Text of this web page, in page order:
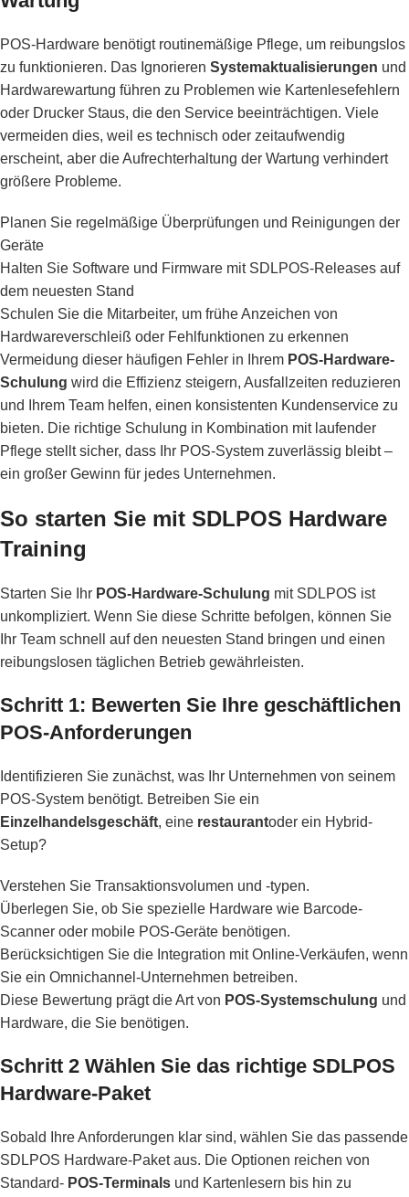
POS-Hardware benötigt routinemäßige Pflege, um reibungslos
zu funktionieren. Das Ignorieren Systemaktualisierungen und
Hardwarewartung führen zu Problemen wie Kartenlesefehlern
oder Drucker Staus, die den Service beeinträchtigen. Viele
vermeiden dies, weil es technisch oder zeitaufwendig
erscheint, aber die Aufrechterhaltung der Wartung verhindert
größere Probleme.
Planen Sie regelmäßige Überprüfungen und Reinigungen der
Geräte
Halten Sie Software und Firmware mit SDLPOS-Releases auf
dem neuesten Stand
Schulen Sie die Mitarbeiter, um frühe Anzeichen von
Hardwareverschleiß oder Fehlfunktionen zu erkennen
Vermeidung dieser häufigen Fehler in Ihrem POS-Hardware-
Schulung wird die Effizienz steigern, Ausfallzeiten reduzieren
und Ihrem Team helfen, einen konsistenten Kundenservice zu
bieten. Die richtige Schulung in Kombination mit laufender
Pflege stellt sicher, dass Ihr POS-System zuverlässig bleibt –
ein großer Gewinn für jedes Unternehmen.
So starten Sie mit SDLPOS Hardware
Training
Starten Sie Ihr POS-Hardware-Schulung mit SDLPOS ist
unkompliziert. Wenn Sie diese Schritte befolgen, können Sie
Ihr Team schnell auf den neuesten Stand bringen und einen
reibungslosen täglichen Betrieb gewährleisten.
Schritt 1: Bewerten Sie Ihre geschäftlichen
POS-Anforderungen
Identifizieren Sie zunächst, was Ihr Unternehmen von seinem
POS-System benötigt. Betreiben Sie ein
Einzelhandelsgeschäft, eine restaurantoder ein Hybrid-
Setup?
Verstehen Sie Transaktionsvolumen und -typen.
Überlegen Sie, ob Sie spezielle Hardware wie Barcode-
Scanner oder mobile POS-Geräte benötigen.
Berücksichtigen Sie die Integration mit Online-Verkäufen, wenn
Sie ein Omnichannel-Unternehmen betreiben.
Diese Bewertung prägt die Art von POS-Systemschulung und
Hardware, die Sie benötigen.
Schritt 2 Wählen Sie das richtige SDLPOS
Hardware-Paket
Sobald Ihre Anforderungen klar sind, wählen Sie das passende
SDLPOS Hardware-Paket aus. Die Optionen reichen von
Standard- POS-Terminals und Kartenlesern bis hin zu